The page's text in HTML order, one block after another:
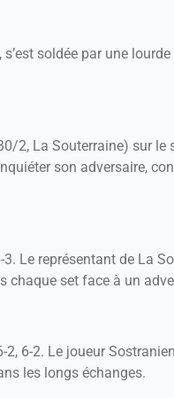
soldée par une
2, La Souterraine) sur le
son adversaire,
Le représentant de La
chaque set face à un
6-2. Le joueur
les longs échanges.